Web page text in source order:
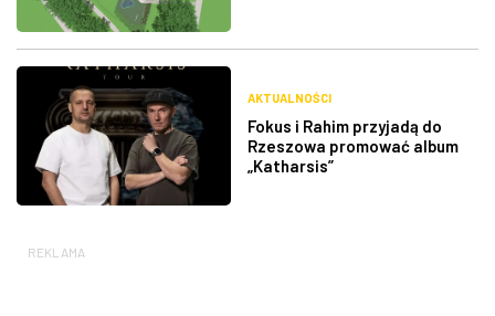
AKTUALNOŚCI
Fokus i Rahim przyjadą do
Rzeszowa promować album
„Katharsis”
REKLAMA